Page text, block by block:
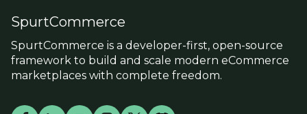
SpurtCommerce
SpurtCommerce is a developer-first, open-source
framework to build and scale modern eCommerce
marketplaces with complete freedom.